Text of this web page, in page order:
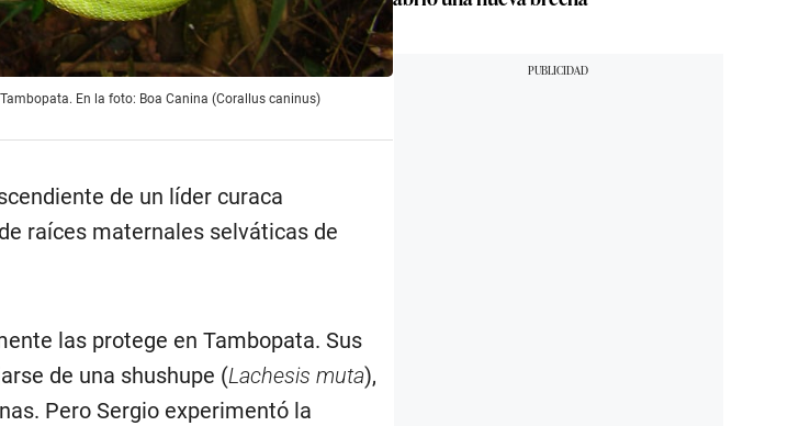
En la foto: Boa Canina (Corallus caninus)
de un líder curaca
raíces maternales selváticas de
las protege en Tambopata. Sus
de una shushupe (Lachesis muta),
Pero Sergio experimentó la